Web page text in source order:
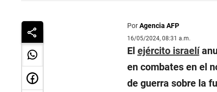
PorAgencia AFP
16/05/2024, 08:31 a.m.
El ejército israelí
en combates en el
de guerra sobre la